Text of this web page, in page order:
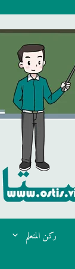
ركن المتعلم